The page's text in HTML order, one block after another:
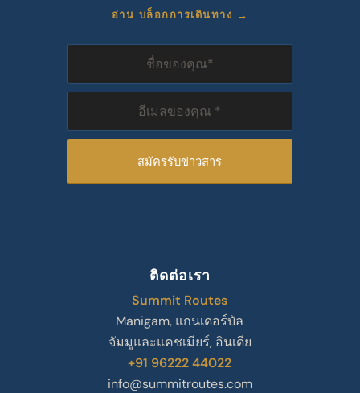
อ่าน บล็อกการเดินทาง →
ติดต่อเรา
Summit Routes
Manigam, แกนเดอร์บัล
จัมมูและแคชเมียร์, อินเดีย
+91 96222 44022
info@summitroutes.com